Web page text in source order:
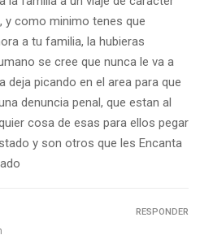
y como minimo tenes que
a tu familia, la hubieras
se cree que nunca le va a
deja picando en el area para que
denuncia penal, que estan al
cosa de esas para ellos pegar
y son otros que les Encanta
RESPONDER